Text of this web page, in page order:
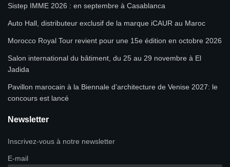
Sistep IMME 2026 : en septembre à Casablanca
Auto Hall, distributeur exclusif de la marque iCAUR au Maroc
Morocco Royal Tour revient pour une 15e édition en octobre 2026
Salon international du bâtiment, du 25 au 29 novembre à El
Jadida
Pavillon marocain à la Biennale d’architecture de Venise 2027: le
concours est lancé
Newsletter
Inscrivez-vous à notre newsletter
E-mail